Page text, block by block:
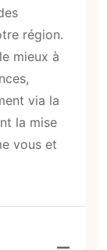
région.
mieux à
via la
la mise
vous et